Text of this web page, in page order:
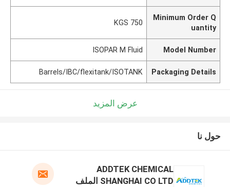
Minimum Order Q
uantity
750 KGS
Model Number
ISOPAR M Fluid
Packaging Details
Barrels/IBC/flexitank/ISOTANK
عرض المزيد
حول نا
ADDTEK CHEMICAL
SHANGHAI CO LTD الملف